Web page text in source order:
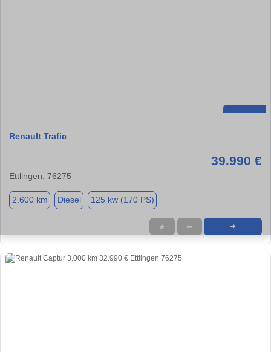
Renault Trafic
39.990 €
Ettlingen, 76275
2.600 km Diesel 125 kw (170 PS)
★ ➦ ➜